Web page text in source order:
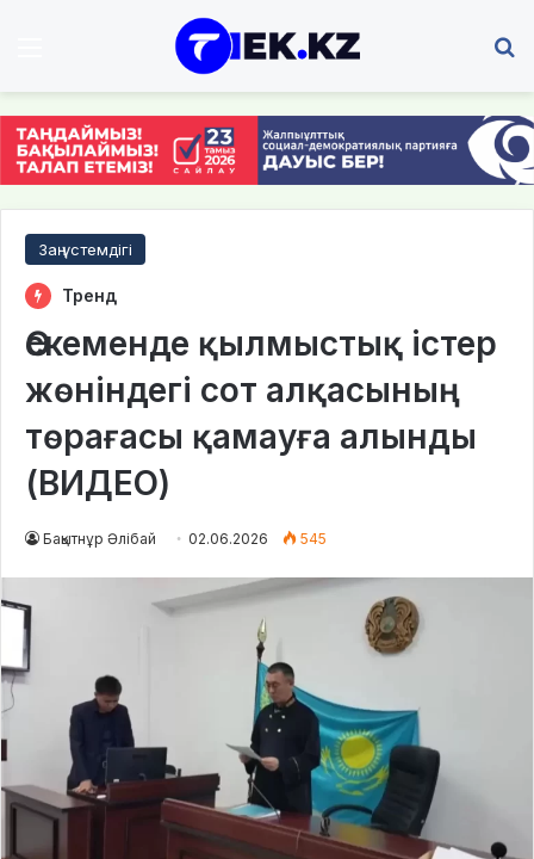
Заң үстемдігі
Тренд
Өскеменде қылмыстық істер
жөніндегі сот алқасының
төрағасы қамауға алынды
(ВИДЕО)
Бақытнұр Әлібай 02.06.2026 545